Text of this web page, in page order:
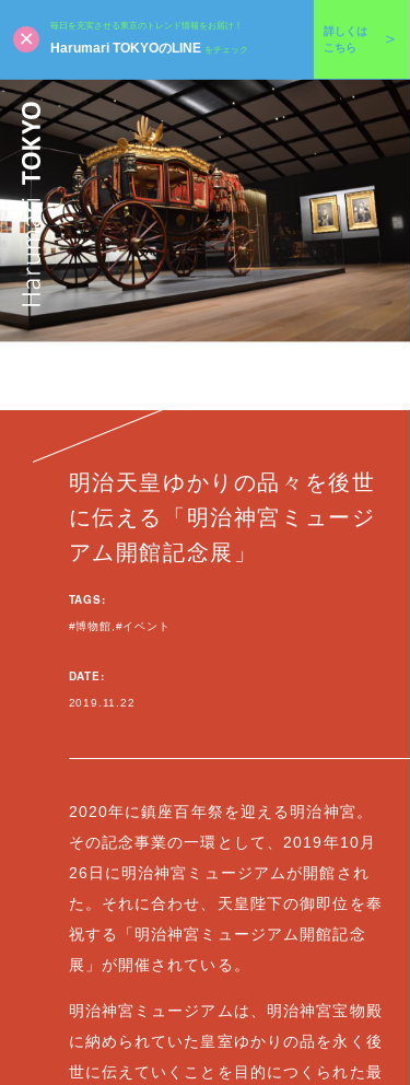
毎日を充実させる東京のトレンド情報をお届け！
Harumari TOKYOのLINE をチェック
詳しくは
こちら
明治天皇ゆかりの品々を後世
に伝える「明治神宮ミュージ
アム開館記念展」
TAGS:
博物館 イベント
DATE:
2019.11.22
2020年に鎮座百年祭を迎える明治神宮。
その記念事業の一環として、2019年10月
26日に明治神宮ミュージアムが開館され
た。それに合わせ、天皇陛下の御即位を奉
祝する「明治神宮ミュージアム開館記念
展」が開催されている。
明治神宮ミュージアムは、明治神宮宝物殿
に納められていた皇室ゆかりの品を永く後
世に伝えていくことを目的につくられた最